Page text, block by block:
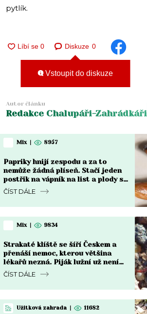
pytlík.
Diskuze 0
Vstoupit do diskuze
Autor článku
Redakce Chalupáři-Zahrádkáři
Mix 8957
Papriky hnijí zespodu a za to
nemůže žádná plíseň. Stačí jeden
postřik na vápník na list a plody se
vzpamatují do týdne
ČÍST DÁLE
Mix 9834
Strakaté klíště se šíří Českem a
přenáší nemoc, kterou většina
lékařů nezná. Piják lužní už není
jen na Moravě
ČÍST DÁLE
Užitková zahrada 11682